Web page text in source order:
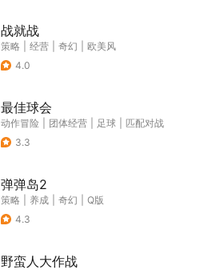
战就战
策略 经营 奇幻
欧美风
4.0
最佳球会
动作冒险 团体经营 足球
匹配对战
3.3
弹弹岛2
策略 养成 奇幻
Q版
4.3
野蛮人大作战